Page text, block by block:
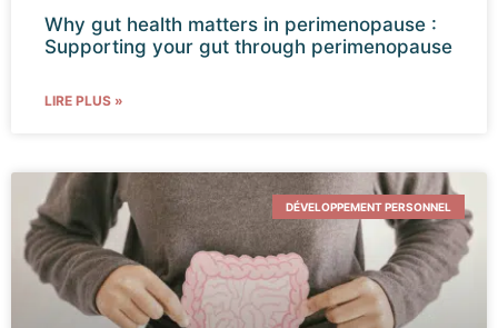
Why gut health matters in perimenopause :
Supporting your gut through perimenopause
LIRE PLUS »
DÉVELOPPEMENT PERSONNEL